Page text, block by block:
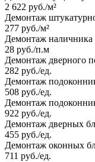
2 622 руб./м²
Демонтаж
277 руб./м²
Демонтаж наличника
28 руб./п.м
Демонтаж дверного
282 руб./ед.
Демонтаж
508 руб./ед.
Демонтаж
922 руб./ед.
Демонтаж дверных
455 руб./ед.
Демонтаж оконных
711 руб./ед.